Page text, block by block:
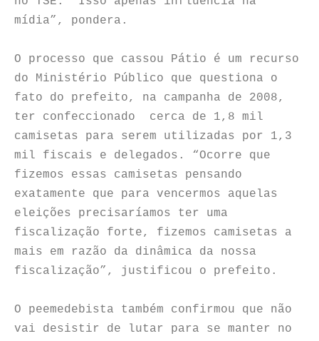
mídia”, pondera.
O processo que cassou Pátio é um recurso
do Ministério Público que questiona o
fato do prefeito, na campanha de 2008,
ter confeccionado cerca de 1,8 mil
camisetas para serem utilizadas por 1,3
mil fiscais e delegados. “Ocorre que
fizemos essas camisetas pensando
exatamente que para vencermos aquelas
eleições precisaríamos ter uma
fiscalização forte, fizemos camisetas a
mais em razão da dinâmica da nossa
fiscalização”, justificou o prefeito.
O peemedebista também confirmou que não
vai desistir de lutar para se manter no